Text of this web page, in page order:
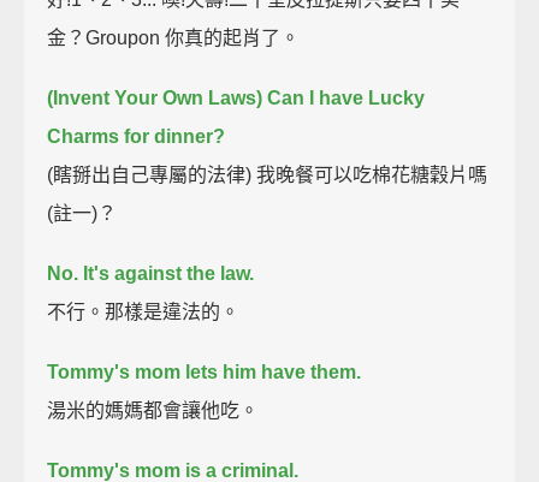
金？Groupon 你真的起肖了。
(Invent Your Own Laws) Can I have Lucky
Charms for dinner?
(瞎掰出自己專屬的法律) 我晚餐可以吃棉花糖穀片嗎
(註一)？
No. It's against the law.
不行。那樣是違法的。
Tommy's mom lets him have them.
湯米的媽媽都會讓他吃。
Tommy's mom is a criminal.